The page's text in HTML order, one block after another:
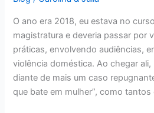
O ano era 2018, eu estava no
magistratura e deveria passar por
práticas, envolvendo audiências,
violência doméstica. Ao chegar ali,
diante de mais um caso
que bate em mulher”, como